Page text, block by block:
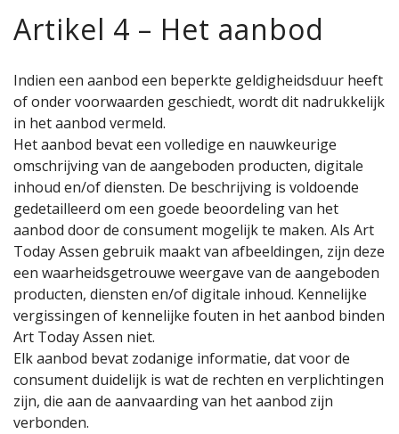
Artikel 4 – Het aanbod
Indien een aanbod een beperkte geldigheidsduur heeft
of onder voorwaarden geschiedt, wordt dit nadrukkelijk
in het aanbod vermeld.
Het aanbod bevat een volledige en nauwkeurige
omschrijving van de aangeboden producten, digitale
inhoud en/of diensten. De beschrijving is voldoende
gedetailleerd om een goede beoordeling van het
aanbod door de consument mogelijk te maken. Als Art
Today Assen gebruik maakt van afbeeldingen, zijn deze
een waarheidsgetrouwe weergave van de aangeboden
producten, diensten en/of digitale inhoud. Kennelijke
vergissingen of kennelijke fouten in het aanbod binden
Art Today Assen niet.
Elk aanbod bevat zodanige informatie, dat voor de
consument duidelijk is wat de rechten en verplichtingen
zijn, die aan de aanvaarding van het aanbod zijn
verbonden.